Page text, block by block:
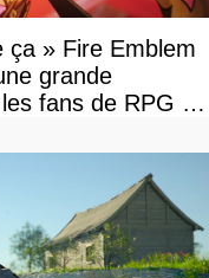
ça » Fire Emblem
grande
fans de RPG en